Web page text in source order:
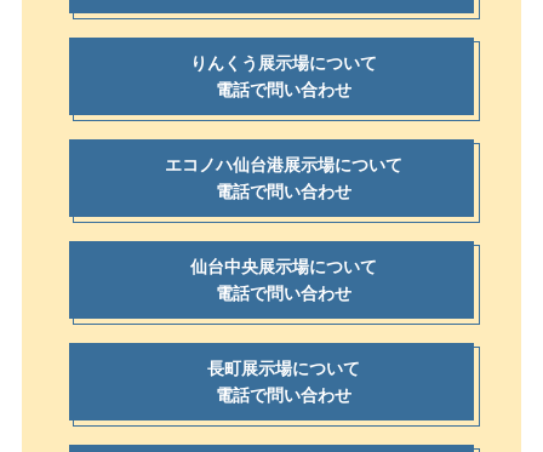
りんくう展示場について
電話で問い合わせ
エコノハ仙台港展示場について
電話で問い合わせ
仙台中央展示場について
電話で問い合わせ
長町展示場について
電話で問い合わせ